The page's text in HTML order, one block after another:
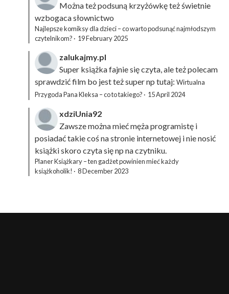
Można też podsuną krzyżówkęteż świetnie
wzbogaca słownictwo
Najlepsze komiksy dla dzieci – co warto podsunąć najmłodszym
czytelnikom? · 19 February 2025
zalukajmy.pl
Super książka fajnie się czyta, ale też polecam
sprawdzić film bo jest też super np tutaj: Wirtualna
Przygoda Pana Kleksa – co to takiego? · 15 April 2024
xdziUnia92
Zawsze można mieć męża programistę i
posiadać takie coś na stronie internetowej i nie nosić
książki skoro czyta się np na czytniku.
Planer Książkary – ten gadżet powinien mieć każdy
książkoholik! · 8 December 2023